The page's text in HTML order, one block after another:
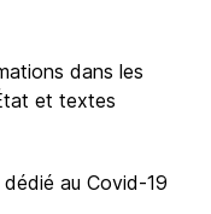
dans les
et textes
au Covid-19